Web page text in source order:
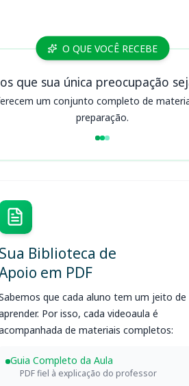
O QUE VOCÊ RECEBE
que sua única preocupação
um conjunto completo de
preparação.
Sua Biblioteca de
em PDF
que cada aluno tem um jeito de
Por isso, cada videoaula é
de materiais completos:
Guia Completo da Aula
PDF fiel à explicação do professor